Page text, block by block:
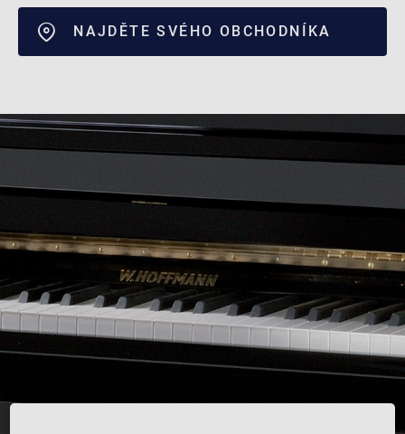
NAJDĚTE SVÉHO OBCHODNÍKA